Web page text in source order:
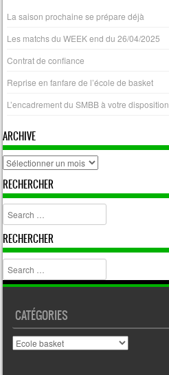
La saison prochaine se prépare déjà
Les matchs du WEEK end du 26/04/2025
Contrat de confiance
Reprise en fanfare de l’école de basket
L’encadrement du SMBB à votre disposition
ARCHIVE
archive
RECHERCHER
Search
RECHERCHER
Search
CATÉGORIES
Catégories